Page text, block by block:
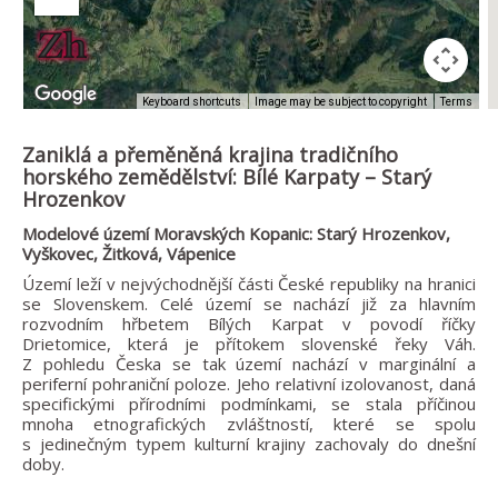
Keyboard shortcuts Image may be subject to copyright Terms
Zaniklá a přeměněná krajina tradičního
horského zemědělství: Bílé Karpaty – Starý
Hrozenkov
Modelové území Moravských Kopanic: Starý Hrozenkov,
Vyškovec, Žitková, Vápenice
Území leží v nejvýchodnější části České republiky na hranici
se Slovenskem. Celé území se nachází již za hlavním
rozvodním hřbetem Bílých Karpat v povodí říčky
Drietomice, která je přítokem slovenské řeky Váh.
Z pohledu Česka se tak území nachází v marginální a
periferní pohraniční poloze. Jeho relativní izolovanost, daná
specifickými přírodními podmínkami, se stala příčinou
mnoha etnografických zvláštností, které se spolu
s jedinečným typem kulturní krajiny zachovaly do dnešní
doby.